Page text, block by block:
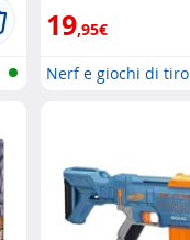
19,95€
Nerf e giochi di tiro